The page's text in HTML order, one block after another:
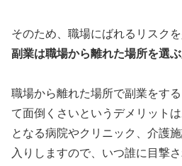
そのため、職場にばれるリスク
副業は職場から離れた場所を選
職場から離れた場所で副業をす
て面倒くさいというデメリット
となる病院やクリニック、介護
入りしますので、いつ誰に目撃